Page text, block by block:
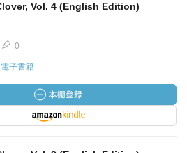
Vol. 4 (English Edition)
0
子書籍